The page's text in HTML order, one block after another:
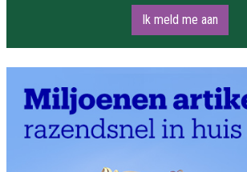
Ik meld me aan